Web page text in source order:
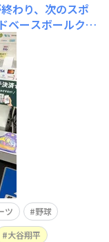
わり、次のスポ
ベースボールクラ
の大会では第一
います🏆🇯🇵 前
しました。興奮し
今回はメジャ
ツ
野球
大谷翔平